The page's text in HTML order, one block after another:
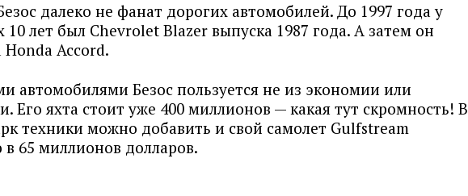
далеко не фанат дорогих автомобилей. До 1997 года у
10 лет был Chevrolet Blazer выпуска 1987 года. А затем он
Honda Accord.
автомобилями Безос пользуется не из экономии или
Его яхта стоит уже 400 миллионов — какая тут скромность! В
техники можно добавить и свой самолет Gulfstream
65 миллионов долларов.